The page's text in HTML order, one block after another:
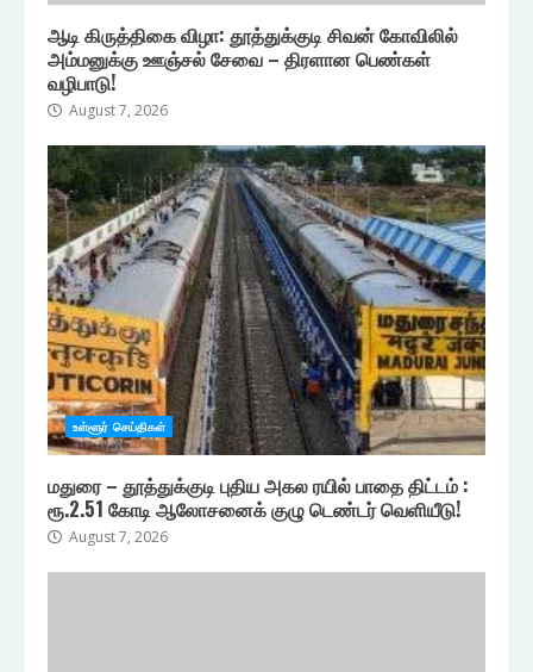
ஆடி கிருத்திகை விழா: தூத்துக்குடி சிவன் கோவிலில்
அம்மனுக்கு ஊஞ்சல் சேவை – திரளான பெண்கள்
வழிபாடு!
August 7, 2026
உள்ளூர் செய்திகள்
மதுரை – தூத்துக்குடி புதிய அகல ரயில் பாதை திட்டம் :
ரூ.2.51 கோடி ஆலோசனைக் குழு டெண்டர் வெளியீடு!
August 7, 2026